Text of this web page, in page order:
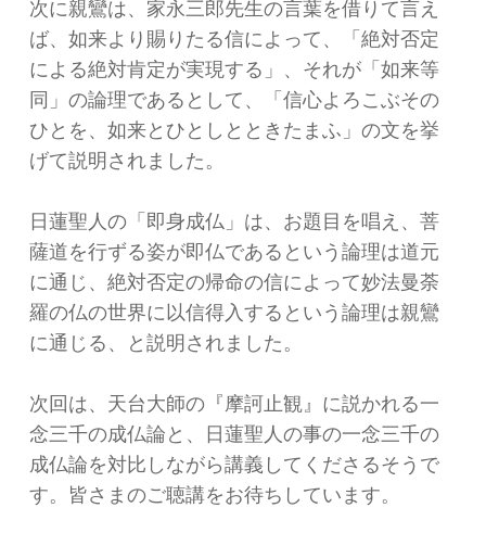
次に親鸞は、家永三郎先生の言葉を借りて言え
ば、如来より賜りたる信によって、「絶対否定
による絶対肯定が実現する」、それが「如来等
同」の論理であるとして、「信心よろこぶその
ひとを、如来とひとしとときたまふ」の文を挙
げて説明されました。
日蓮聖人の「即身成仏」は、お題目を唱え、菩
薩道を行ずる姿が即仏であるという論理は道元
に通じ、絶対否定の帰命の信によって妙法曼荼
羅の仏の世界に以信得入するという論理は親鸞
に通じる、と説明されました。
次回は、天台大師の『摩訶止観』に説かれる一
念三千の成仏論と、日蓮聖人の事の一念三千の
成仏論を対比しながら講義してくださるそうで
す。皆さまのご聴講をお待ちしています。